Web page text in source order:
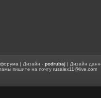
форума | Дизайн -podrubaj | Дизайн
пишите на почтуrusalex11@live.com